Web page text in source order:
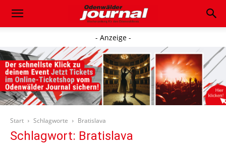
- Anzeige -
Start Schlagworte Bratislava
Schlagwort: Bratislava